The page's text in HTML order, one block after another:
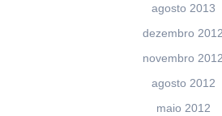
agosto 2013
dezembro 2012
novembro 2012
agosto 2012
maio 2012